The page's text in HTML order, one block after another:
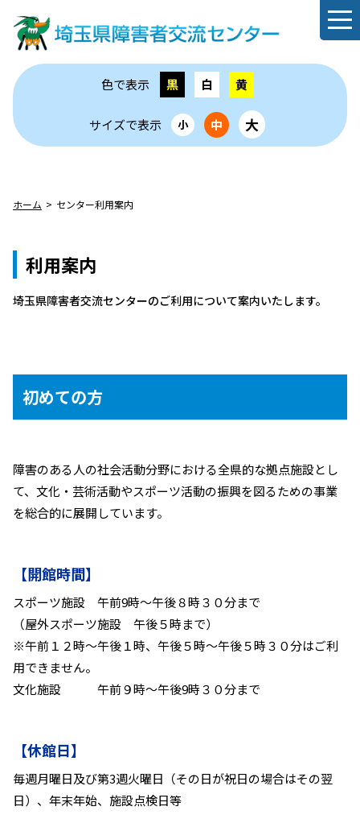
色で表示 黒 白 黄
サイズで表示 小 中 大
ホーム センター利用案内
利用案内
埼玉県障害者交流センターのご利用について案内いたします。
初めての方
障害のある人の社会活動分野における全県的な拠点施設とし
て、文化・芸術活動やスポーツ活動の振興を図るための事業
を総合的に展開しています。
【開館時間】
スポーツ施設 午前9時～午後８時３０分まで
（屋外スポーツ施設 午後５時まで）
※午前１２時～午後１時、午後５時～午後５時３０分はご利
用できません。
文化施設 午前９時～午後9時３０分まで
【休館日】
毎週月曜日及び第3週火曜日（その日が祝日の場合はその翌
日）、年末年始、施設点検日等